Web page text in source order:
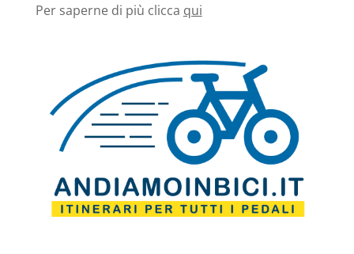
Per saperne di più clicca qui